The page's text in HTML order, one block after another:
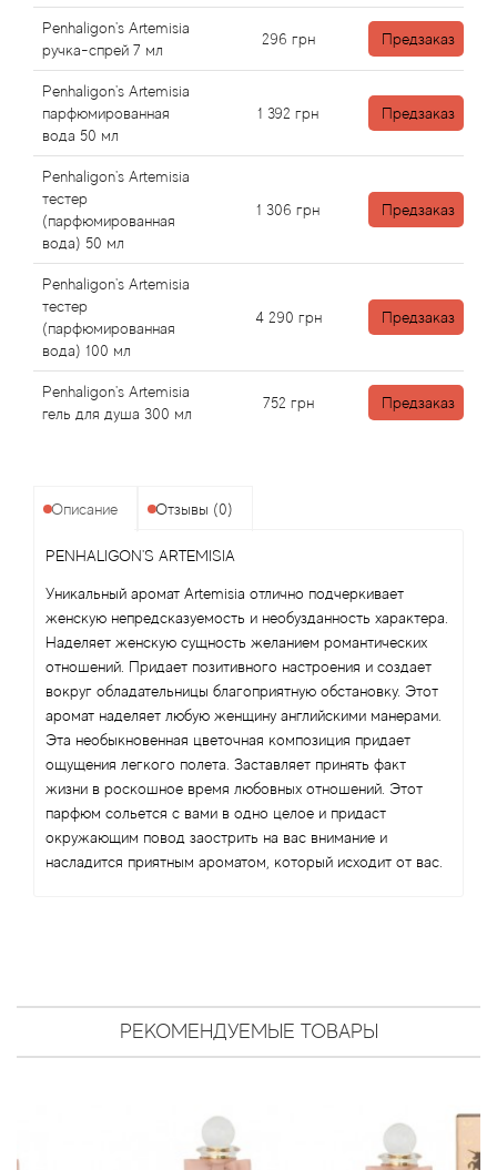
Penhaligon's Artemisia
ручка-спрей 7 мл
296 грн Предзаказ
Penhaligon's Artemisia
парфюмированная
вода 50 мл
1 392 грн Предзаказ
Penhaligon's Artemisia
тестер
(парфюмированная
вода) 50 мл
1 306 грн Предзаказ
Penhaligon's Artemisia
тестер
(парфюмированная
вода) 100 мл
4 290 грн Предзаказ
Penhaligon's Artemisia
гель для душа 300 мл
752 грн Предзаказ
Описание Отзывы (0)
PENHALIGON'S ARTEMISIA
Уникальный аромат Artemisia отлично подчеркивает
женскую непредсказуемость и необузданность характера.
Наделяет женскую сущность желанием романтических
отношений. Придает позитивного настроения и создает
вокруг обладательницы благоприятную обстановку. Этот
аромат наделяет любую женщину английскими манерами.
Эта необыкновенная цветочная композиция придает
ощущения легкого полета. Заставляет принять факт
жизни в роскошное время любовных отношений. Этот
парфюм сольется с вами в одно целое и придаст
окружающим повод заострить на вас внимание и
насладится приятным ароматом, который исходит от вас.
РЕКОМЕНДУЕМЫЕ ТОВАРЫ
Amouage
Amouroud
Andre L'Arom
Angel Schlesser
Anima Mundi
Anna Sui
Annayake
Anne Fontaine
Antonia's Flowers
Antonio Banderas
Antonio Puig
Antonio Visconti
Aquolina
Arabesque Perfumes
Arabiyat
Armaf